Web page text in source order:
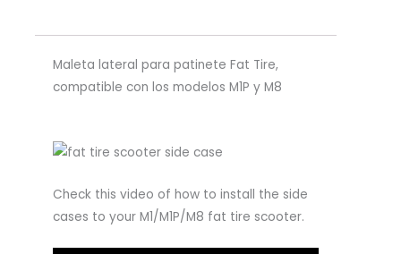
Maleta lateral para patinete Fat Tire,
compatible con los modelos M1P y M8
Check this video of how to install the side
cases to your M1/M1P/M8 fat tire scooter.